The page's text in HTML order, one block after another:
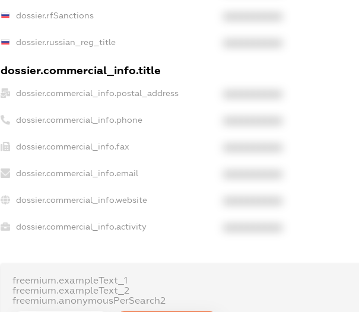
dossier.rfSanctions
dossier.russian_reg_title
dossier.commercial_info.title
dossier.commercial_info.postal_address
dossier.commercial_info.phone
dossier.commercial_info.fax
dossier.commercial_info.email
dossier.commercial_info.website
dossier.commercial_info.activity
freemium.exampleText_1
freemium.exampleText_2
freemium.anonymousPerSearch2